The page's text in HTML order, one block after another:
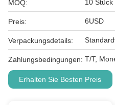
MOQ: 10 Stück
Preis: 6USD
Verpackungsdetails:
Zahlungsbedingungen: T/T,
Erhalten Sie Besten Preis